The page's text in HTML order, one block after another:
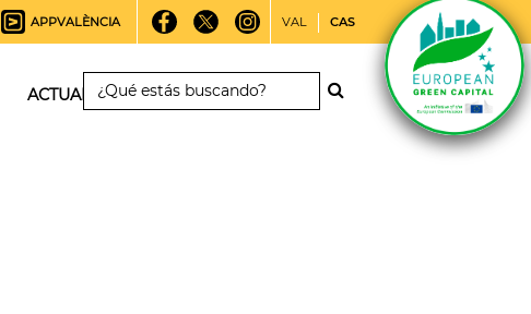
APPVALÈNCIA VAL CAS
ACTUALIDAD